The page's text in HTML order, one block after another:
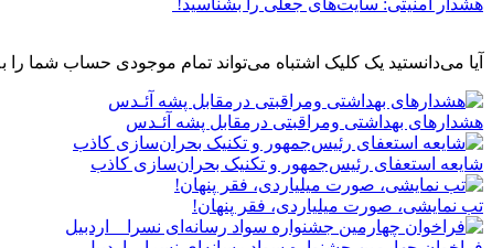
هشدار امنیتی: سایت‌های جعلی را بشناسید!
آیا می‌دانستید یک کلیک اشتباه می‌تواند تمام موجودی حساب شما را
هشدارهاى بهداشتى ومراقبتى درمقابل پشه آئـدس
شایعه استعفای رئیس‌جمهور و تکنیک بحران‌سازی کاذب
تب نمایشی، صورت میلیاردی، فقر پنهان!